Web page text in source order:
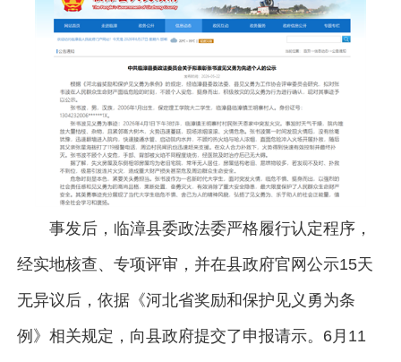
事发后，临漳县委政法委严格履行认定程序，
经实地核查、专项评审，并在县政府官网公示15天
无异议后，依据《河北省奖励和保护见义勇为条
例》相关规定，向县政府提交了申报请示。6月11